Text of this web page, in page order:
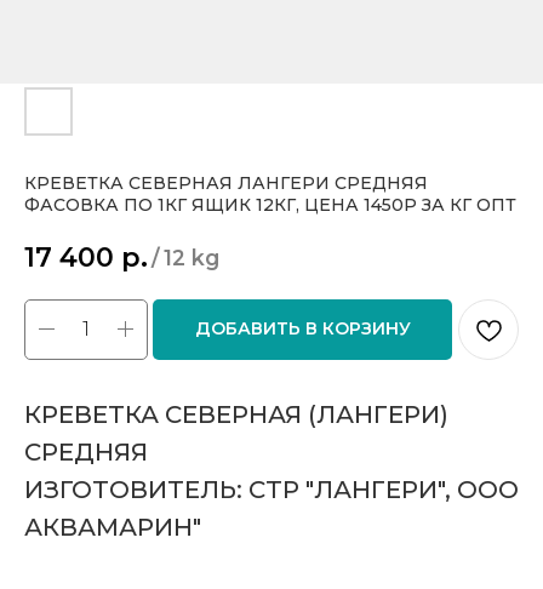
КРЕВЕТКА СЕВЕРНАЯ ЛАНГЕРИ СРЕДНЯЯ
ФАСОВКА ПО 1КГ ЯЩИК 12КГ, ЦЕНА 1450Р ЗА КГ ОПТ
17 400 р./12 kg
ДОБАВИТЬ В КОРЗИНУ
КРЕВЕТКА СЕВЕРНАЯ (ЛАНГЕРИ)
СРЕДНЯЯ
ИЗГОТОВИТЕЛЬ: СТР "ЛАНГЕРИ", ООО
АКВАМАРИН"